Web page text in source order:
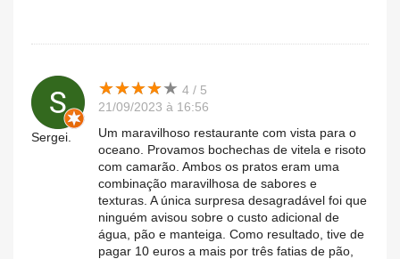
Sergei.
★★★★★
★★★★★ 4 / 5
21/09/2023 à 16:56
Um maravilhoso restaurante com vista para o
oceano. Provamos bochechas de vitela e risoto
com camarão. Ambos os pratos eram uma
combinação maravilhosa de sabores e
texturas. A única surpresa desagradável foi que
ninguém avisou sobre o custo adicional de
água, pão e manteiga. Como resultado, tive de
pagar 10 euros a mais por três fatias de pão,